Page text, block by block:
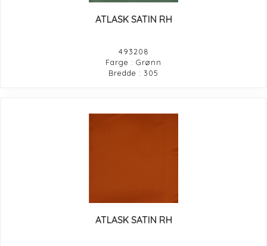
ATLASK SATIN RH
493208
Farge : Grønn
Bredde : 305
ATLASK SATIN RH